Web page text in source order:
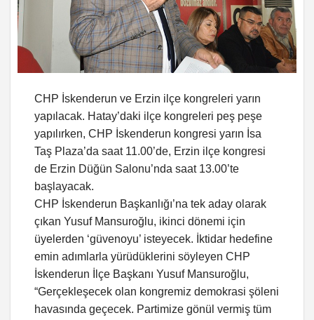
CHP İskenderun ve Erzin ilçe kongreleri yarın
yapılacak. Hatay’daki ilçe kongreleri peş peşe
yapılırken, CHP İskenderun kongresi yarın İsa
Taş Plaza’da saat 11.00’de, Erzin ilçe kongresi
de Erzin Düğün Salonu’nda saat 13.00’te
başlayacak.
CHP İskenderun Başkanlığı’na tek aday olarak
çıkan Yusuf Mansuroğlu, ikinci dönemi için
üyelerden ‘güvenoyu’ isteyecek. İktidar hedefine
emin adımlarla yürüdüklerini söyleyen CHP
İskenderun İlçe Başkanı Yusuf Mansuroğlu,
“Gerçekleşecek olan kongremiz demokrasi şöleni
havasında geçecek. Partimize gönül vermiş tüm